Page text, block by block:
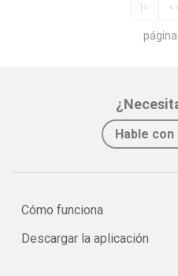
|<
Hable
Cómo funciona
Descargar la aplicación